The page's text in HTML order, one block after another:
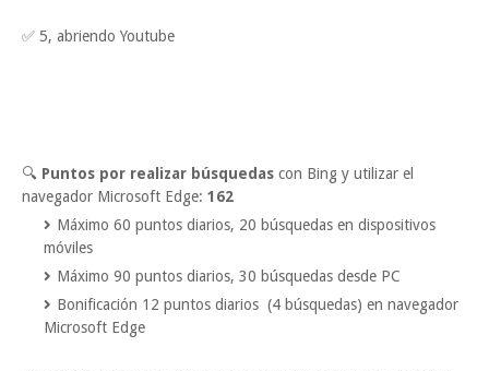
✅ 5, abriendo Youtube
🔍 Puntos por realizar búsquedas con Bing y utilizar el
navegador Microsoft Edge: 162
Máximo 60 puntos diarios, 20 búsquedas en dispositivos
móviles
Máximo 90 puntos diarios, 30 búsquedas desde PC
Bonificación 12 puntos diarios (4 búsquedas) en navegador
Microsoft Edge